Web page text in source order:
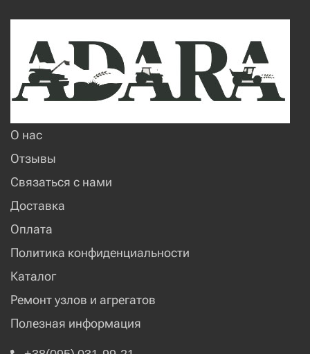
О нас
Отзывы
Связаться с нами
Доставка
Оплата
Политика конфиденциальности
Каталог
Ремонт узлов и агрегатов
Полезная информация